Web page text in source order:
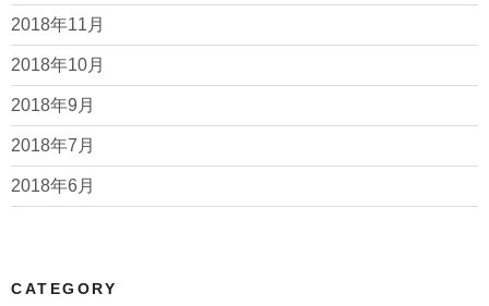
2018年11月
2018年10月
2018年9月
2018年7月
2018年6月
CATEGORY